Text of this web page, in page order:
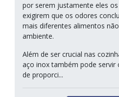
por serem justamente eles
exigirem que os odores
mais diferentes alimentos
ambiente.
Além de ser crucial nas
aço inox também pode
de proporci...